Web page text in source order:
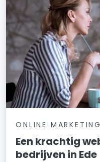
ONLINE
Een krachtig
bedrijven in Ede